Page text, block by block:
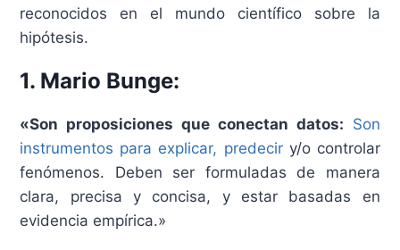
reconocidos en el mundo científico sobre la
hipótesis.
1. Mario Bunge:
«Son proposiciones que conectan datos: Son
instrumentos para explicar, predecir y/o controlar
fenómenos. Deben ser formuladas de manera
clara, precisa y concisa, y estar basadas en
evidencia empírica.»